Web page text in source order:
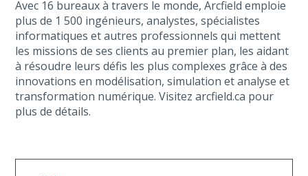
Avec 16 bureaux à travers le monde, Arcfield emploie
plus de 1 500 ingénieurs, analystes, spécialistes
informatiques et autres professionnels qui mettent
les missions de ses clients au premier plan, les aidant
à résoudre leurs défis les plus complexes grâce à des
innovations en modélisation, simulation et analyse et
transformation numérique. Visitez arcfield.ca pour
plus de détails.